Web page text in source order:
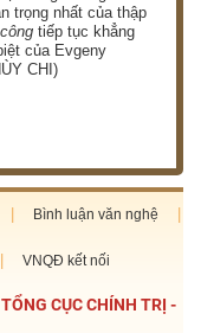
trọng nhất của thập
tiếp tục khẳng
của Evgeny
CHI)
Bình luận văn nghệ
VNQĐ kết nối
CỤC CHÍNH TRỊ -